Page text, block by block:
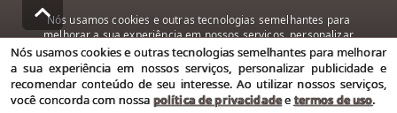
Nós usamos cookies e outras tecnologias semelhantes para
melhorar a sua experiência em nossos serviços, personalizar
publicidade e recomendar conteúdo de seu interesse. Ao utilizar
nossos serviços, você concorda com nossa política de privacidade e
termos de uso.
Política de Privacidade Termos de uso
Nós usamos cookies e outras tecnologias semelhantes para melhorar
a sua experiência em nossos serviços, personalizar publicidade e
recomendar conteúdo de seu interesse. Ao utilizar nossos serviços,
você concorda com nossa política de privacidadeetermos de uso.